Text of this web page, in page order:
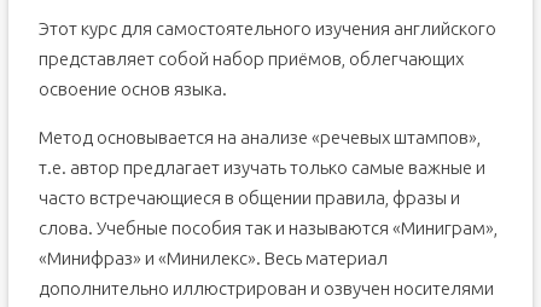
Этот курс для самостоятельного изучения английского
представляет собой набор приёмов, облегчающих
освоение основ языка.
Метод основывается на анализе «речевых штампов»,
т.е. автор предлагает изучать только самые важные и
часто встречающиеся в общении правила, фразы и
слова. Учебные пособия так и называются «Миниграм»,
«Минифраз» и «Минилекс». Весь материал
дополнительно иллюстрирован и озвучен носителями